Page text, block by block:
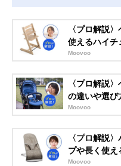
〈プロ解説
使えるハイチ
Moovoo
〈プロ解説
の違いや選び
Moovoo
〈プロ解説
プや長く使え
Moovoo